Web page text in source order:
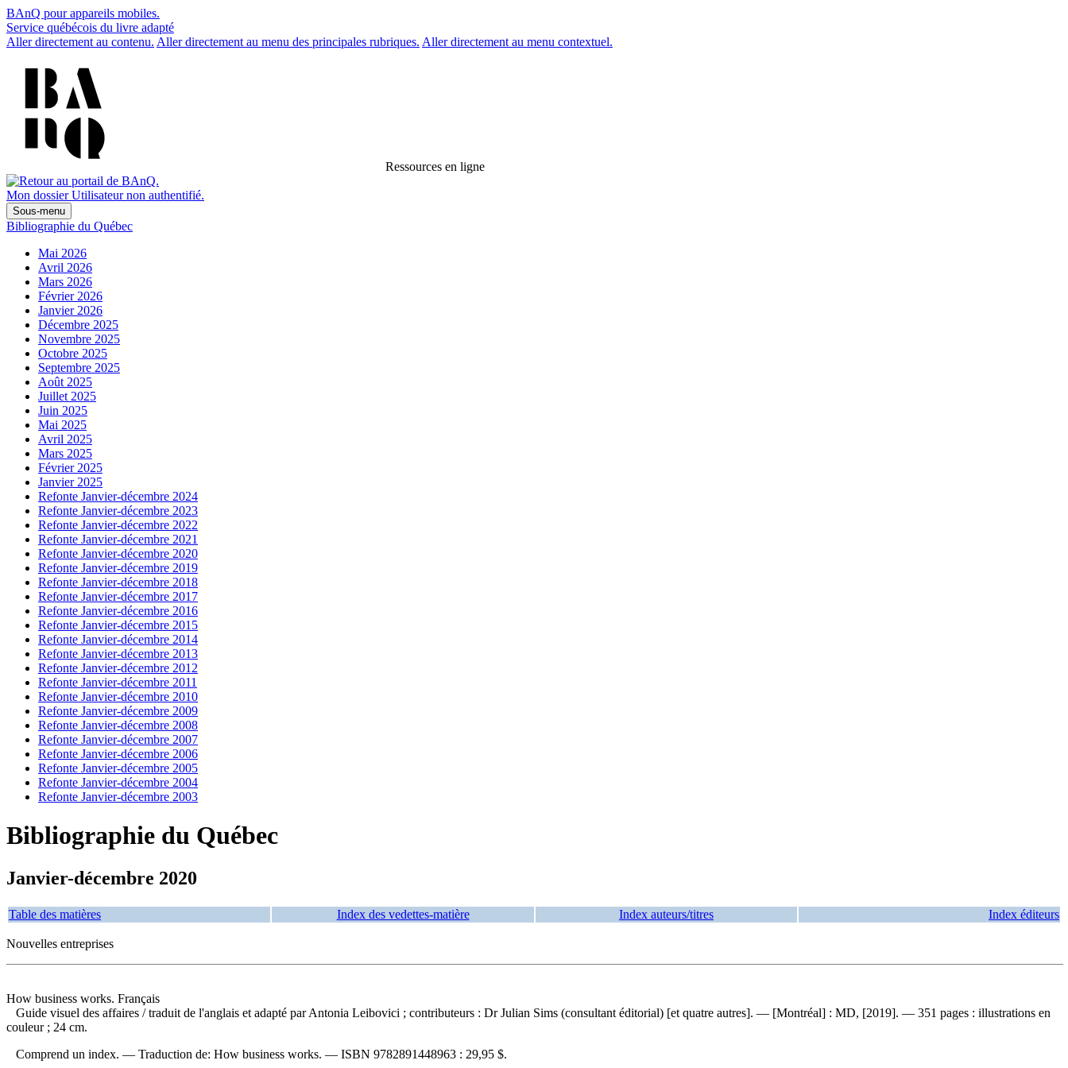
BAnQ pour appareils mobiles.
Service québécois du livre adapté
Aller directement au contenu. Aller directement au menu des principales rubriques. Aller directement au menu contextuel.
Ressources en ligne
Mon dossier Utilisateur non authentifié.
Sous-menu
Bibliographie du Québec
Mai 2026
Avril 2026
Mars 2026
Février 2026
Janvier 2026
Décembre 2025
Novembre 2025
Octobre 2025
Septembre 2025
Août 2025
Juillet 2025
Juin 2025
Mai 2025
Avril 2025
Mars 2025
Février 2025
Janvier 2025
Refonte Janvier-décembre 2024
Refonte Janvier-décembre 2023
Refonte Janvier-décembre 2022
Refonte Janvier-décembre 2021
Refonte Janvier-décembre 2020
Refonte Janvier-décembre 2019
Refonte Janvier-décembre 2018
Refonte Janvier-décembre 2017
Refonte Janvier-décembre 2016
Refonte Janvier-décembre 2015
Refonte Janvier-décembre 2014
Refonte Janvier-décembre 2013
Refonte Janvier-décembre 2012
Refonte Janvier-décembre 2011
Refonte Janvier-décembre 2010
Refonte Janvier-décembre 2009
Refonte Janvier-décembre 2008
Refonte Janvier-décembre 2007
Refonte Janvier-décembre 2006
Refonte Janvier-décembre 2005
Refonte Janvier-décembre 2004
Refonte Janvier-décembre 2003
Bibliographie du Québec
Janvier-décembre 2020
Table des matières Index des vedettes-matière Index auteurs/titres Index éditeurs
Nouvelles entreprises
How business works. Français
Guide visuel des affaires / traduit de l'anglais et adapté par Antonia Leibovici ; contributeurs : Dr Julian Sims (consultant éditorial) [et quatre autres]. — [Montréal] : MD, [2019]. — 351 pages : illustrations en
couleur ; 24 cm.
Comprend un index. — Traduction de: How business works. — ISBN 9782891448963 : 29,95 $.